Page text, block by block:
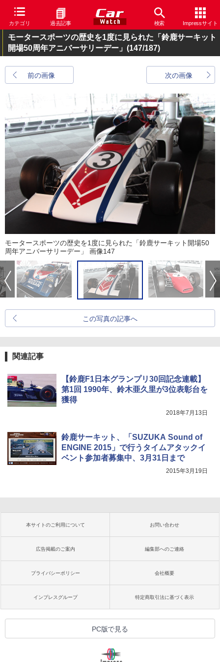
カテゴリ 過去記事 検索 Impressサイト
モータースポーツの歴史を1度に見られた「鈴鹿サーキット
開場50周年アニバーサリーデー」 (147/187)
前の画像 次の画像
モータースポーツの歴史を1度に見られた「鈴鹿サーキット開場50
周年アニバーサリーデー」 画像147
この写真の記事へ
関連記事
【鈴鹿F1日本グランプリ30回記念連載】
第1回 1990年、鈴木亜久里が3位表彰台を
獲得
2018年7月13日
鈴鹿サーキット、「SUZUKA Sound of
ENGINE 2015」で行うタイムアタックイ
ベント参加者募集中、3月31日まで
2015年3月19日
本サイトのご利用について お問い合わせ
広告掲載のご案内 編集部へのご連絡
プライバシーポリシー 会社概要
インプレスグループ 特定商取引法に基づく表示
PC版で見る